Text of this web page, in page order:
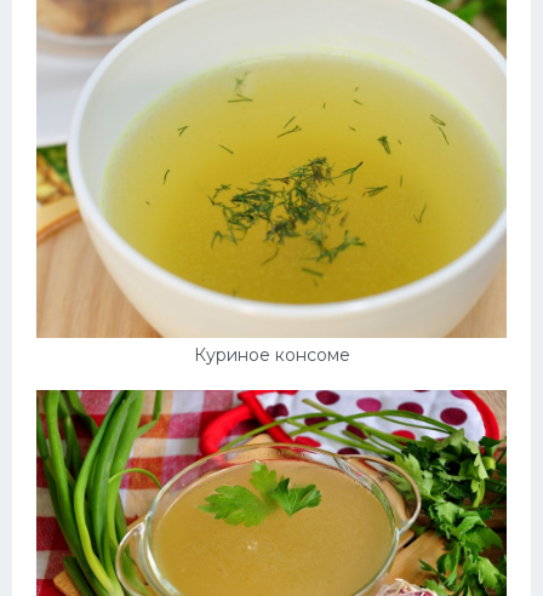
Куриное консоме